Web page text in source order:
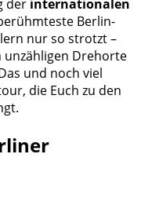
der internationalen
Berlin-
nur so strotzt –
unzähligen Drehorte
und noch viel
die Euch zu den